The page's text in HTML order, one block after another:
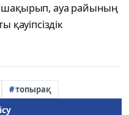
шақырып, ауа райының
топырақ